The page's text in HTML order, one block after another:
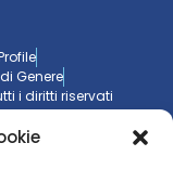
Genere
i diritti riservati